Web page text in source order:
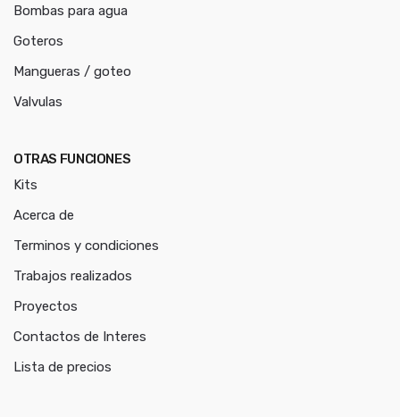
Bombas para agua
Goteros
Mangueras / goteo
Valvulas
OTRAS FUNCIONES
Kits
Acerca de
Terminos y condiciones
Trabajos realizados
Proyectos
Contactos de Interes
Lista de precios